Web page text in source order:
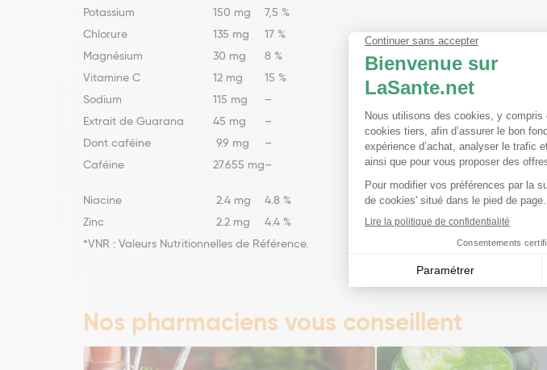
Potassium
150 mg
7,5 %
Chlorure
135 mg
17 %
Magnésium
30 mg
8 %
Vitamine C
12 mg
15 %
Sodium
115 mg
–
Extrait de Guarana
45 mg
–
Dont caféine
9.9 mg
–
Caféine
27.655 mg–
Niacine 2.4 mg
4.8 %
Zinc
2.2 mg
4.4 %
*VNR : Valeurs Nutritionnelles de Référence.
Nos pharmaciens vous conseillent